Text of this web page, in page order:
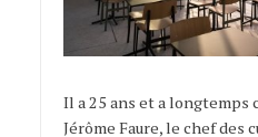
Il a 25 ans et a longtemps
Jérôme Faure, le chef des